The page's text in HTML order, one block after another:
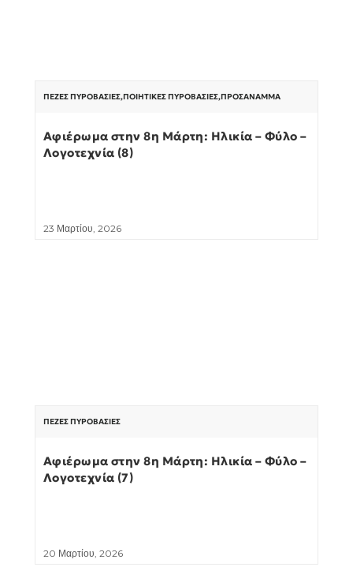
ΠΕΖΈΣ ΠΥΡΟΒΑΣΊΕΣ,ΠΟΙΗΤΙΚΈΣ ΠΥΡΟΒΑΣΊΕΣ,ΠΡΟΣΆΝΑΜΜΑ
Αφιέρωμα στην 8η Μάρτη: Ηλικία – Φύλο –
Λογοτεχνία (8)
23 Μαρτίου, 2026
ΠΕΖΈΣ ΠΥΡΟΒΑΣΊΕΣ
Αφιέρωμα στην 8η Μάρτη: Ηλικία – Φύλο –
Λογοτεχνία (7)
20 Μαρτίου, 2026